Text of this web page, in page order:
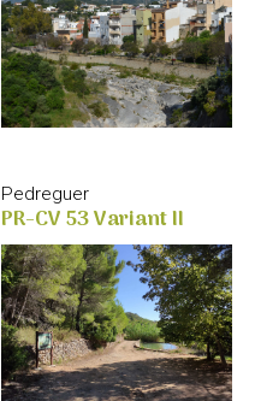
Pedreguer
PR-CV 53 Variant II